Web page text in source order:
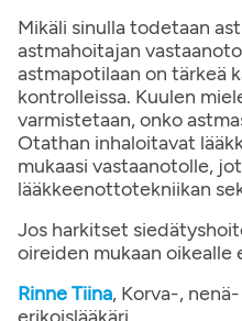
Mikäli sinulla todetaan
astmahoitajan
astmapotilaan on tärkeä
kontrolleissa. Kuulen
varmistetaan, onko
Otathan inhaloitavat
mukaasi vastaanotolle,
lääkkeenottotekniikan
Jos harkitset
oireiden mukaan oikealle
Rinne Tiina, Korva-,